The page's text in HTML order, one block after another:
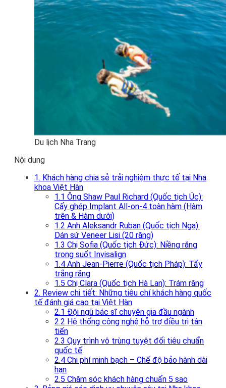
Du lịch Nha Trang
Nội dung
1. Khách hàng chia sẻ trải nghiệm thực tế tại Nha
khoa Việt Hàn
1.1 Ông Shaw Paul Richard (Quốc tịch Úc):
Cấy ghép Implant All-on-4 toàn hàm (Hàm
trên & Hàm dưới)
1.2 Anh Aleksandr Ruban (Quốc tịch Nga):
Dán sứ Veneer Lisi (20 răng)
1.3 Chị Sofia (Quốc tịch Đức): Niềng răng
trong suốt Invisalign
1.4 Anh Jean-Pierre (Quốc tịch Pháp): Tẩy
trắng răng
1.5 Chị Clara (Quốc tịch Hà Lan): Trám răng
2. Review chi tiết: Những tiêu chí khách hàng quốc
tế đánh giá cao tại Việt Hàn
2.1 Đội ngũ bác sĩ chuyên gia đầu ngành
2.2 Hệ thống công nghệ hỗ trợ điều trị tân
tiến
2.3 Quy trình vô trùng tuyệt đối tiêu chuẩn
quốc tế
2.4 Chi phí minh bạch – Chế độ bảo hành dài
hạn
2.5 Chăm sóc khách hàng chuẩn 5 sao